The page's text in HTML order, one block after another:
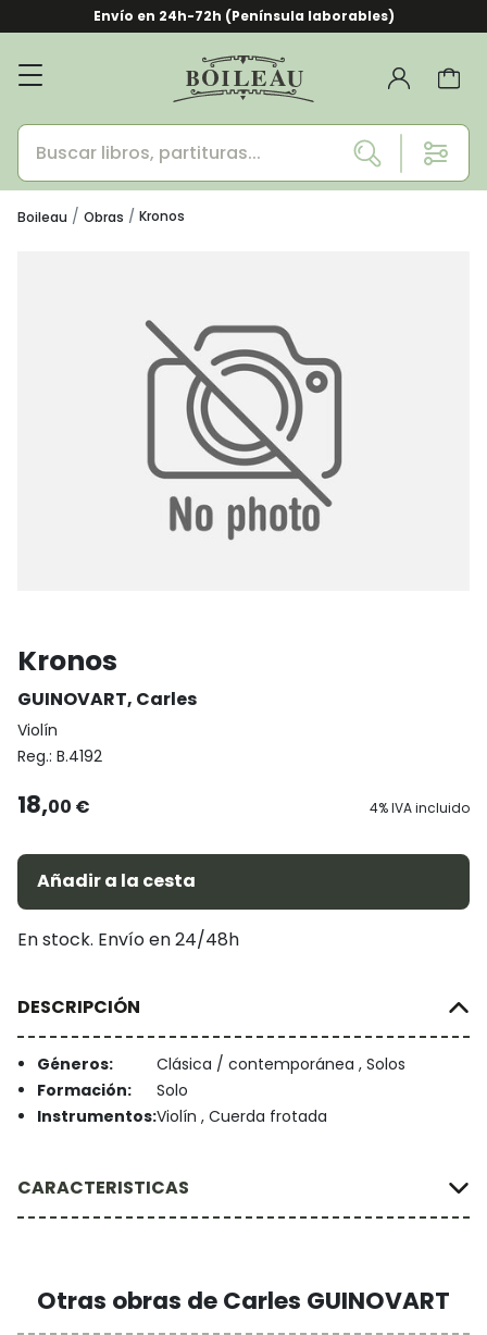
Envío en 24h-72h (Península laborables)
Boileau Obras Kronos
Kronos
GUINOVART, Carles
Violín
Reg.: B.4192
18,00 € 4% IVA incluido
Añadir a la cesta
En stock. Envío en 24/48h
DESCRIPCIÓN
Géneros:
Clásica / contemporánea , Solos
Formación:
Solo
Instrumentos:Violín , Cuerda frotada
CARACTERISTICAS
Otras obras de Carles GUINOVART